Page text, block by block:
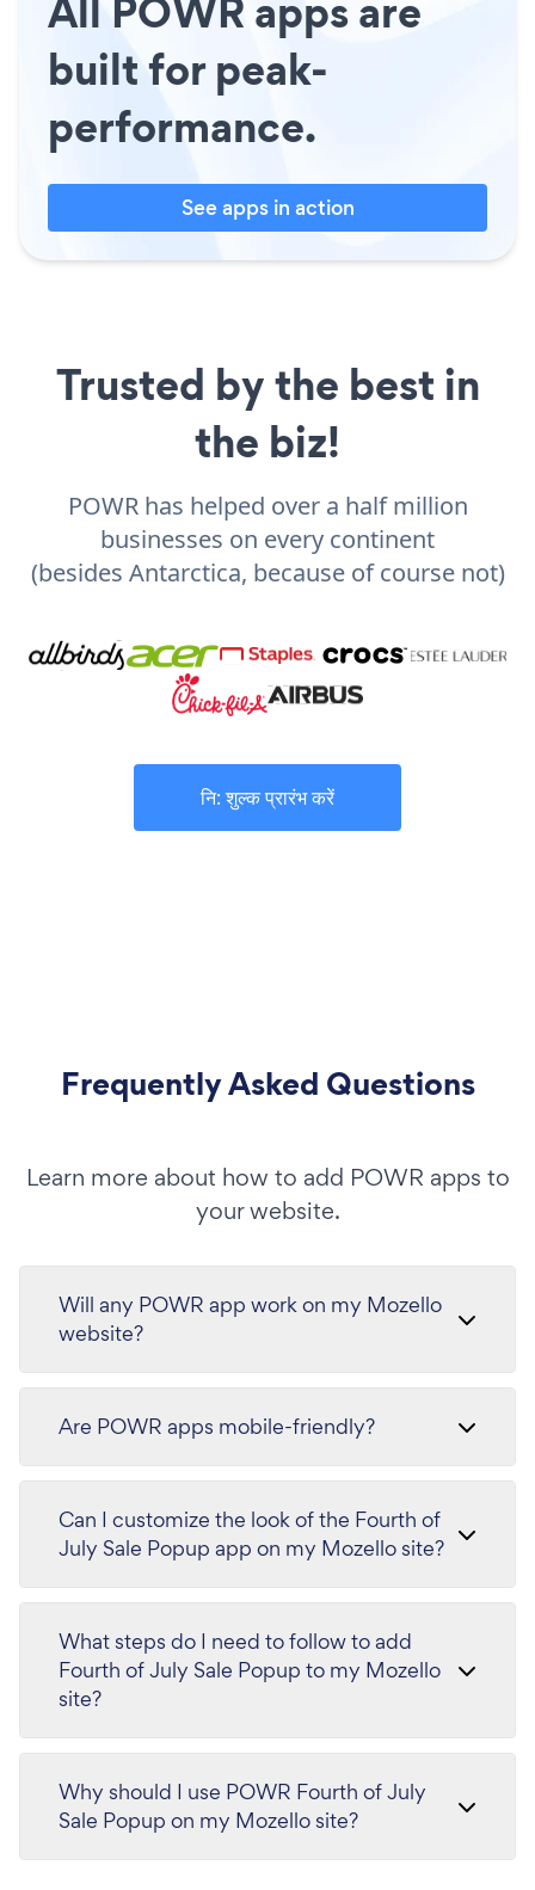
built for peak-
performance.
See apps in action
Trusted by the best in
the biz!
POWR has helped over a half million
businesses on every continent
(besides Antarctica, because of course not)
नि: शुल्क प्रारंभ करें
Frequently Asked Questions
Learn more about how to add POWR apps to
your website.
Will any POWR app work on my Mozello
website?
Are POWR apps mobile-friendly?
Can I customize the look of the Fourth of
July Sale Popup app on my Mozello site?
What steps do I need to follow to add
Fourth of July Sale Popup to my Mozello
site?
Why should I use POWR Fourth of July
Sale Popup on my Mozello site?